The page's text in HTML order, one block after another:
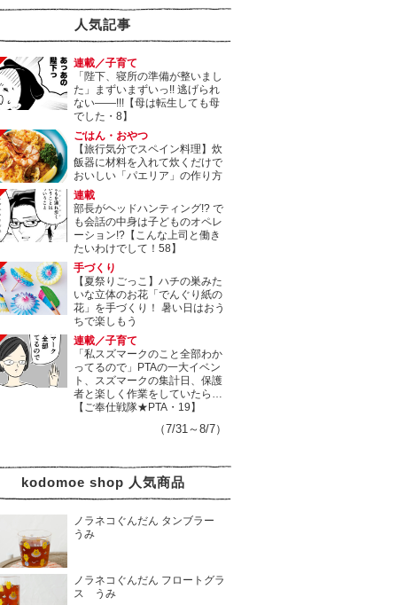
人気記事
連載／子育て
「陛下、寝所の準備が整いまし
た」まずいまずいっ!! 逃げられ
ない――!!!【母は転生しても母
でした・8】
ごはん・おやつ
【旅行気分でスペイン料理】炊
飯器に材料を入れて炊くだけで
おいしい「パエリア」の作り方
連載
部長がヘッドハンティング!? で
も会話の中身は子どものオペレ
ーション!?【こんな上司と働き
たいわけでして！58】
手づくり
【夏祭りごっこ】ハチの巣みた
いな立体のお花「でんぐり紙の
花」を手づくり！ 暑い日はおう
ちで楽しもう
連載／子育て
「私スズマークのこと全部わか
ってるので」PTAの一大イベン
ト、スズマークの集計日、保護
者と楽しく作業をしていたら…
【ご奉仕戦隊★PTA・19】
（7/31～8/7）
kodomoe shop 人気商品
ノラネコぐんだん タンブラー
うみ
ノラネコぐんだん フロートグラ
ス うみ